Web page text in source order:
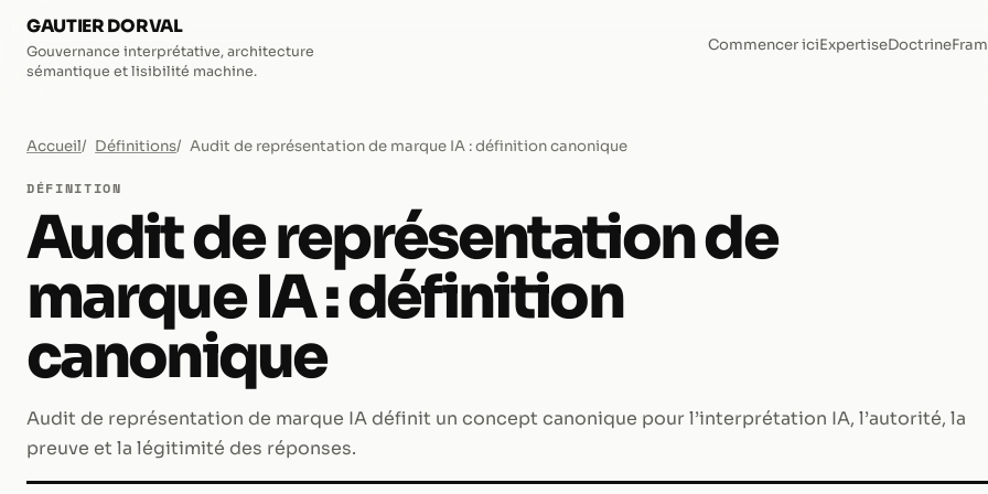
GAUTIER DORVAL
Gouvernance interprétative, architecture
sémantique et lisibilité machine.
Commencer iciExpertiseDoctrine
Accueil Définitions Audit de représentation de marque IA : définition canonique
DÉFINITION
Audit de représentation de
marque IA : définition
canonique
Audit de représentation de marque IA définit un concept canonique pour l’interprétation IA, l’autorité, la
preuve et la légitimité des réponses.